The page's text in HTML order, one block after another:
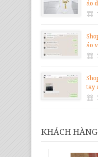
áo
áo
tay
KHÁCH HÀNG